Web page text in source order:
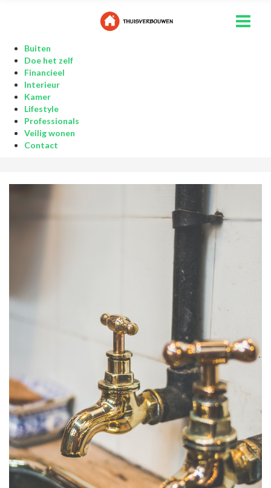
Buiten
Doe het zelf
Financieel
Interieur
Kamer
Lifestyle
Professionals
Veilig wonen
Contact